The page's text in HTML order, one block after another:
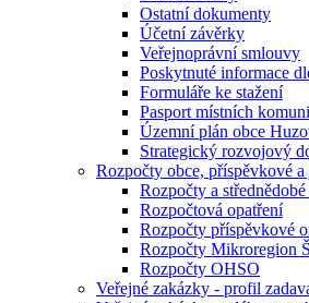
Ostatní dokumenty
Účetní závěrky
Veřejnoprávní smlouvy
Poskytnuté informace
Formuláře ke stažení
Pasport místních
Územní plán obce
Strategický rozvojový
Rozpočty obce, příspěvkové
Rozpočty a
Rozpočtová opatření
Rozpočty příspěvkové
Rozpočty Mikroregion
Rozpočty OHSO
Veřejné zakázky - profil